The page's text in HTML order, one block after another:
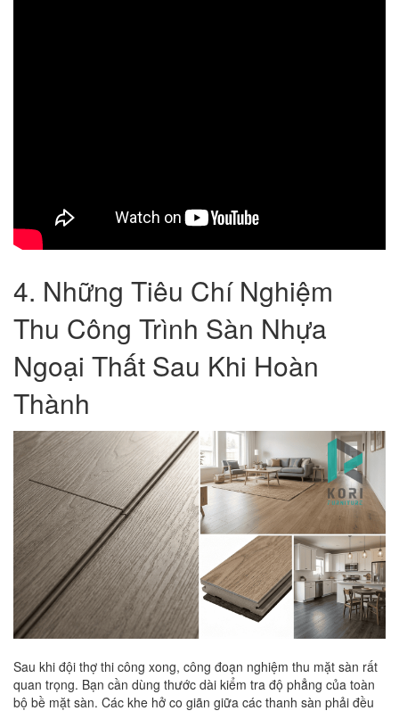
4. Những Tiêu Chí Nghiệm
Thu Công Trình Sàn Nhựa
Ngoại Thất Sau Khi Hoàn
Thành
Sau khi đội thợ thi công xong, công đoạn nghiệm thu mặt sàn rất
quan trọng. Bạn cần dùng thước dài kiểm tra độ phẳng của toàn
bộ bề mặt sàn. Các khe hở co giãn giữa các thanh sàn phải đều